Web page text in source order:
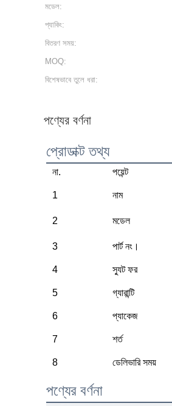
মডেল:
প্যাকিং:
বিতরণ সময়:
MOQ:
বিশেষভাবে তুলে ধরা:
পণ্যের বর্ণনা
প্রোডাক্ট তথ্য
না. পয়েন্ট
1 নাম
2 মডেল
3
পার্ট নং।
4 স্যুট ফর
5 গ্যারান্টি
6 প্যাকেজ
7 শর্ত
8 ডেলিভারি সময়
পণ্যের বর্ণনা